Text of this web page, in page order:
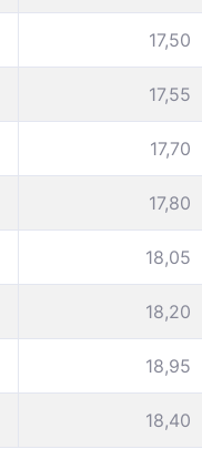
17,50
17,55
17,70
17,80
18,05
18,20
18,95
18,40